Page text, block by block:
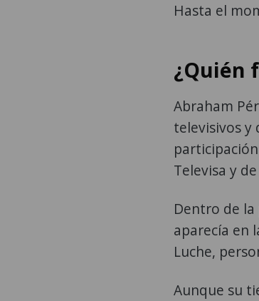
Hasta el
¿Quién
Abraham
televisivos y
Televisa y
Dentro de
aparecía en
Luche,
Aunque su